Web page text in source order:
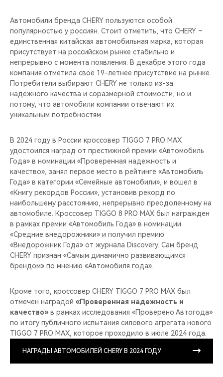
Автомобили бренда CHERY пользуются особой
популярностью у россиян. Стоит отметить, что CHERY –
единственная китайская автомобильная марка, которая
присутствует на российском рынке стабильно и
непрерывно с момента появления. В декабре этого года
компания отметила своё 19-летнее присутствие на рынке.
Потребители выбирают CHERY не только из-за
надежного качества и соразмерной стоимости, но и
потому, что автомобили компании отвечают их
уникальным потребностям.
В 2024 году в России кроссовер TIGGO 7 PRO MAX
удостоился наград от престижной премии «Автомобиль
Года» в номинации «Проверенная надежность и
качество», занял первое место в рейтинге «Автомобиль
Года» в категории «Семейные автомобили», и вошел в
«Книгу рекордов России», установив рекорд по
наибольшему расстоянию, непрерывно преодоленному на
автомобиле. Кроссовер TIGGO 8 PRO MAX был награжден
в рамках премии «Автомобиль Года» в номинации
«Средние внедорожники» и получил премию
«Внедорожник Года» от журнала Discovery. Сам бренд
CHERY признан «Самым динамично развивающимся
брендом» по мнению «Автомобиля года».
Кроме того, кроссовер CHERY TIGGO 7 PRO MAX был
отмечен наградой «Проверенная надежность и
качество» в рамках исследования «Проверено Автогода»
по итогу публичного испытания силового агрегата нового
TIGGO 7 PRO MAX, которое проходило в июле 2024 года.
НАГРАДЫ АВТОМОБИЛЕЙ CHERY В 2024 ГОДУ